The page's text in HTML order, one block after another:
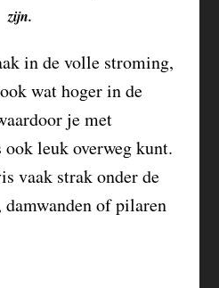
zijn.
in de volle stroming,
wat hoger in de
je met
leuk overweg kunt.
vaak strak onder de
of pilaren